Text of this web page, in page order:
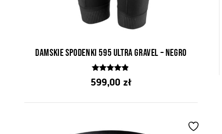
Damskie Spodenki 595 Ultra Gravel – Negro
4.75
z 5
599,00 zł